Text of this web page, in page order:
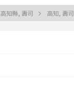
高知縣, 壽司 高知, 壽司